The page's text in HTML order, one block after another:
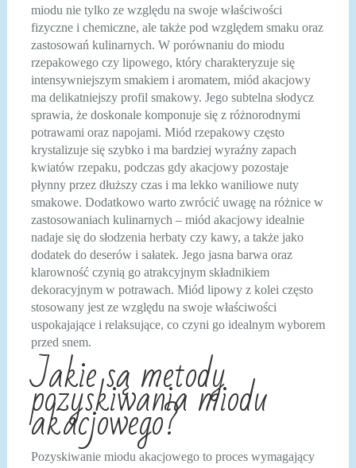
miodu nie tylko ze względu na swoje właściwości
fizyczne i chemiczne, ale także pod względem smaku oraz
zastosowań kulinarnych. W porównaniu do miodu
rzepakowego czy lipowego, który charakteryzuje się
intensywniejszym smakiem i aromatem, miód akacjowy
ma delikatniejszy profil smakowy. Jego subtelna słodycz
sprawia, że doskonale komponuje się z różnorodnymi
potrawami oraz napojami. Miód rzepakowy często
krystalizuje się szybko i ma bardziej wyraźny zapach
kwiatów rzepaku, podczas gdy akacjowy pozostaje
płynny przez dłuższy czas i ma lekko waniliowe nuty
smakowe. Dodatkowo warto zwrócić uwagę na różnice w
zastosowaniach kulinarnych – miód akacjowy idealnie
nadaje się do słodzenia herbaty czy kawy, a także jako
dodatek do deserów i sałatek. Jego jasna barwa oraz
klarowność czynią go atrakcyjnym składnikiem
dekoracyjnym w potrawach. Miód lipowy z kolei często
stosowany jest ze względu na swoje właściwości
uspokajające i relaksujące, co czyni go idealnym wyborem
przed snem.
Jakie są metody
pozyskiwania miodu
akacjowego?
Pozyskiwanie miodu akacjowego to proces wymagający